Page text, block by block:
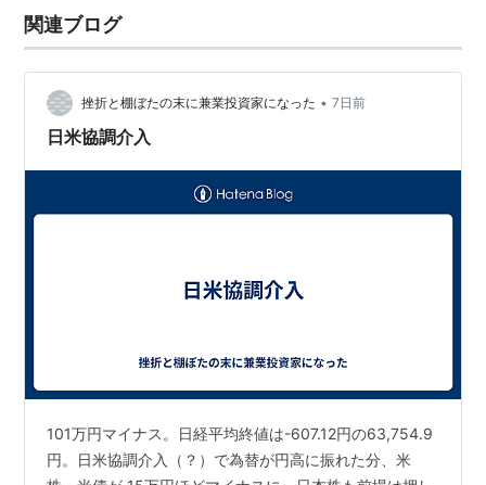
関連ブログ
挫折と棚ぼたの末に兼業投資家になった • 7日前
日米協調介入
101万円マイナス。日経平均終値は-607.12円の63,754.9
円。日米協調介入（？）で為替が円高に振れた分、米